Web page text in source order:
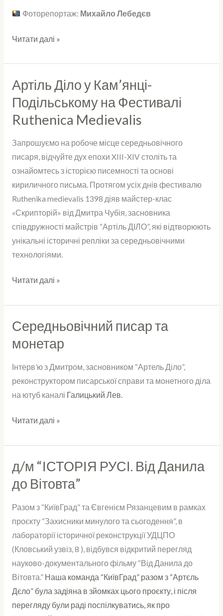
Фоторепортаж: Михайло Лебедєв
Читати далі »
Артіль Діло у Кам’янці-
Подільському на Фестивалі
Ruthenica Medievalis
Запрошуємо на робоче місце середньовічного
писаря, відчуйте дух епохи XIII-XIV століть та
ознайомтесь з історією писемності та основі
кириличного письма. Протягом усіх днів фестивалю
Ruthenika medievalis 1398 діяв майстер-клас
«Скрипторій» від Дмитра Чубія, засновника
співдружності майстрів “Артіль ДІЛО”, які відтворюють
унікальні історичні репліки за середньовічними
технологіями.
Артіль
Діло
у
Кам’янці-
Подільському
Фестивалі
Medievalis
Читати далі »
Середньовічний писар та
монетар
Інтерв’ю з Дмитром, засновником “Артель Діло”,
реконструктором писарської справи та монетного діла
на ютуб каналі Галицький Лев.
Середньовічний
монетар
Читати далі »
д/м “ІСТОРІЯ РУСІ. Від Данила
до Вітовта”
Разом з “КиївГрад” та Євгенієм Рязанцевим в рамках
проєкту “Захисники минулого та сьогодення”, в
лабораторії історичної реконструкції УДЦПО
(Кловський узвіз, 8 ), відбувся відкритий перегляд
науково-документального фільму “Від Данила до
Вітовта.” Наша команда “КиївГрад” разом з “Артєль
Дєло” була задіяна в зйомках цього проєкту, і після
перегляду були раді поспілкуватись, як про
д/
“ІСТОРІЯ
РУСІ.
Від
Данила
до
Вітовта”